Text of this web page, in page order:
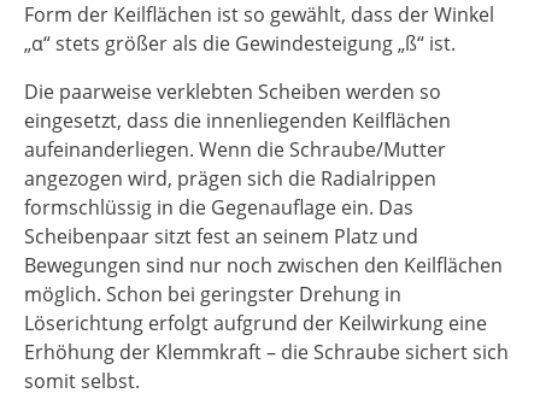
Form der Keilflächen ist so gewählt, dass der Winkel
„α“ stets größer als die Gewindesteigung „ß“ ist.
Die paarweise verklebten Scheiben werden so
eingesetzt, dass die innenliegenden Keilflächen
aufeinanderliegen. Wenn die Schraube/Mutter
angezogen wird, prägen sich die Radialrippen
formschlüssig in die Gegenauflage ein. Das
Scheibenpaar sitzt fest an seinem Platz und
Bewegungen sind nur noch zwischen den Keilflächen
möglich. Schon bei geringster Drehung in
Löserichtung erfolgt aufgrund der Keilwirkung eine
Erhöhung der Klemmkraft – die Schraube sichert sich
somit selbst.